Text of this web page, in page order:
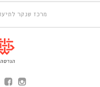
מרכז שנקר